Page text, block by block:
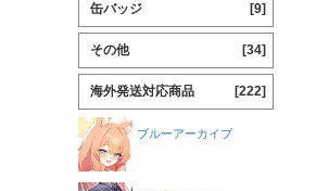
缶バッジ [9]
その他 [34]
海外発送対応商品 [222]
ブルーアーカイブ